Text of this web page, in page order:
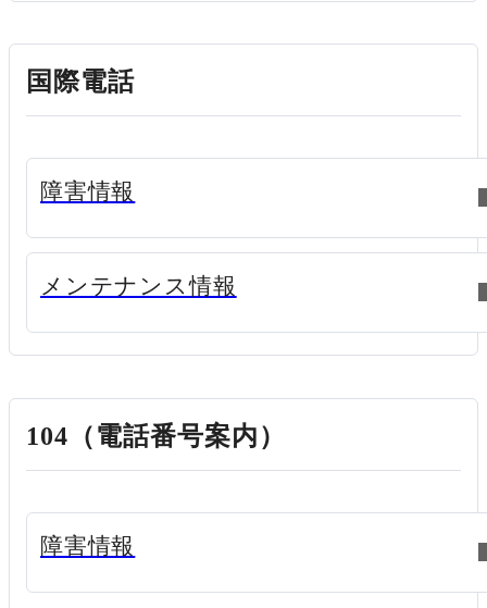
国際電話
障害情報
メンテナンス情報
104（電話番号案内）
障害情報